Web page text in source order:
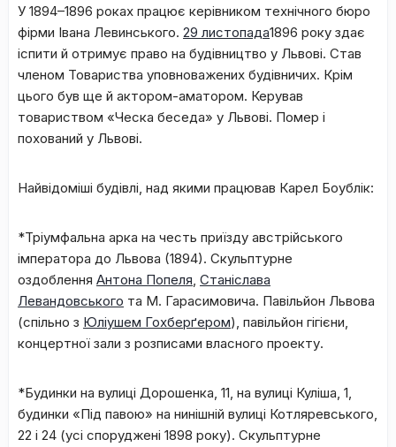
У 1894–1896 роках працює керівником технічного бюро
фірми Івана Левинського. 29 листопада1896 року здає
іспити й отримує право на будівництво у Львові. Став
членом Товариства уповноважених будівничих. Крім
цього був ще й актором-аматором. Керував
товариством «Ческа беседа» у Львові. Помер і
похований у Львові.
Найвідоміші будівлі, над якими працював Карел Боублік:
*Тріумфальна арка на честь приїзду австрійського
імператора до Львова (1894). Скульптурне
оздоблення Антона Попеля, Станіслава
Левандовського та М. Гарасимовича. Павільйон Львова
(спільно з Юліушем Гохберґером), павільйон гігієни,
концертної зали з розписами власного проекту.
*Будинки на вулиці Дорошенка, 11, на вулиці Куліша, 1,
будинки «Під павою» на нинішній вулиці Котляревського,
22 і 24 (усі споруджені 1898 року). Скульптурне